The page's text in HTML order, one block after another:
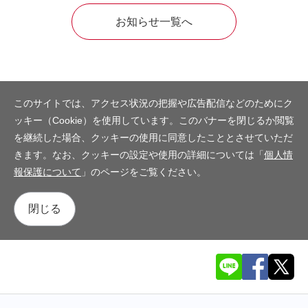
お知らせ一覧へ
このサイトでは、アクセス状況の把握や広告配信などのためにク
ッキー（Cookie）を使用しています。このバナーを閉じるか閲覧
を継続した場合、クッキーの使用に同意したこととさせていただ
きます。なお、クッキーの設定や使用の詳細については「個人情
報保護について 」のページをご覧ください。
閉じる